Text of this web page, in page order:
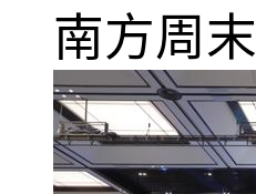
南方周末